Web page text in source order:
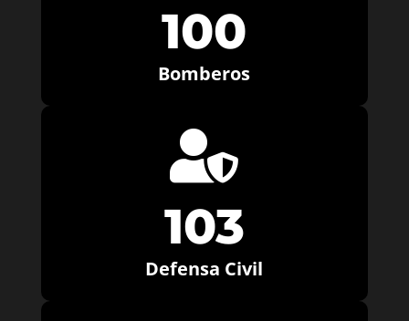
100
Bomberos

103
Defensa Civil